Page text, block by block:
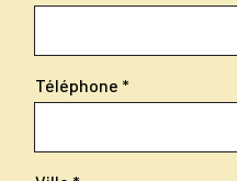
Téléphone